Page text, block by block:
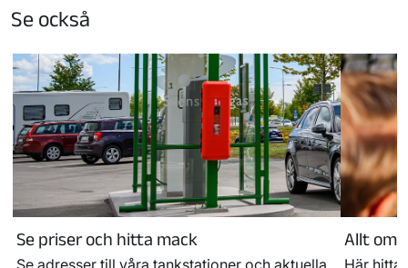
Se också
Se priser och hitta mack
Se adresser till våra tankstationer och aktuella
Allt om
Här